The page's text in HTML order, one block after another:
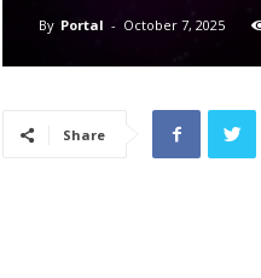
By Portal - October 7, 2025
Share